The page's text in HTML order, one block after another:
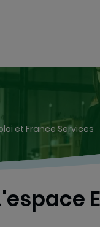
et France Services